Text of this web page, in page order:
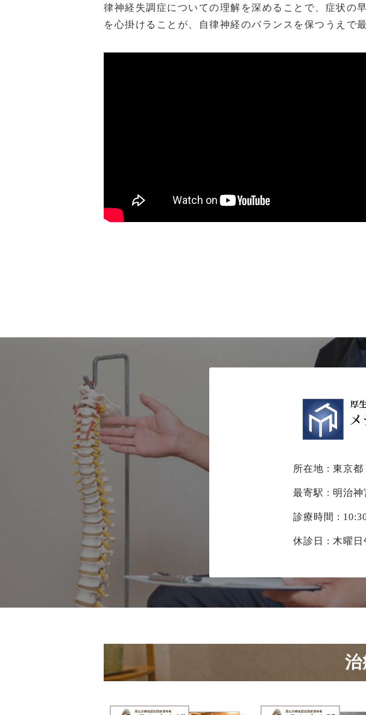
律神経失調症についての理解を深めることで、症状の
を心掛けることが、自律神経のバランスを保つうえで
所在地 : 東京都
最寄駅 : 明治神
診療時間 :
休診日 : 木曜
治